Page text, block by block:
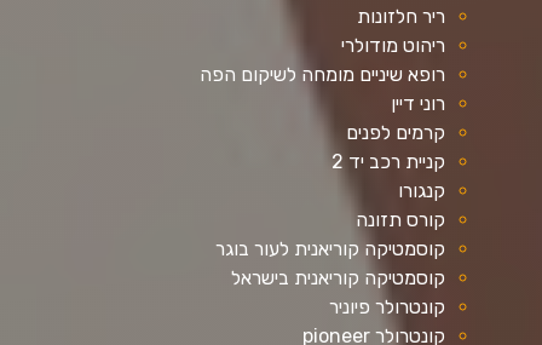
ריר חלזונות
ריהוט מודולרי
רופא שיניים מומחה לשיקום הפה
רוני דיין
קרמים לפנים
קניית רכב יד 2
קנגורו
קורס תזונה
קוסמטיקה קוריאנית לעור בוגר
קוסמטיקה קוריאנית בישראל
קונטרולר פיוניר
קונטרולר pioneer